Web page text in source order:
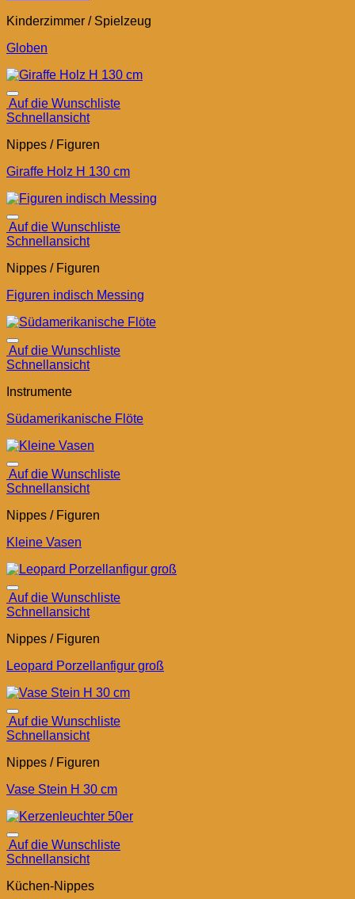
Kinderzimmer / Spielzeug
Globen
Auf die Wunschliste
Schnellansicht
Nippes / Figuren
Giraffe Holz H 130 cm
Auf die Wunschliste
Schnellansicht
Nippes / Figuren
Figuren indisch Messing
Auf die Wunschliste
Schnellansicht
Instrumente
Südamerikanische Flöte
Auf die Wunschliste
Schnellansicht
Nippes / Figuren
Kleine Vasen
Auf die Wunschliste
Schnellansicht
Nippes / Figuren
Leopard Porzellanfigur groß
Auf die Wunschliste
Schnellansicht
Nippes / Figuren
Vase Stein H 30 cm
Auf die Wunschliste
Schnellansicht
Küchen-Nippes